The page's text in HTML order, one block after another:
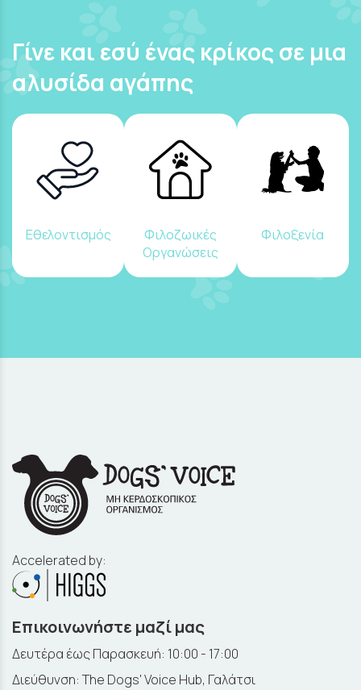
Γίνε και εσύ ένας κρίκος σε μια
αλυσίδα αγάπης
Εθελοντισμός
Φιλοζωικές
Οργανώσεις
Φιλοξενία
Accelerated by:
Επικοινωνήστε μαζί μας
Δευτέρα έως Παρασκευή: 10:00 - 17:00
Διεύθυνση: The Dogs' Voice Hub, Γαλάτσι